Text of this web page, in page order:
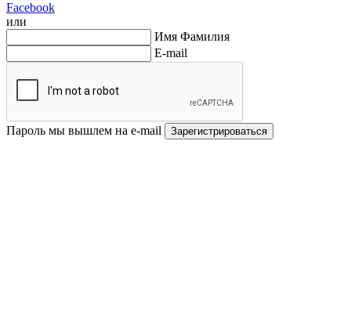
Facebook
или
Имя Фамилия
E-mail
Пароль мы вышлем на e-mail Зарегистрироваться